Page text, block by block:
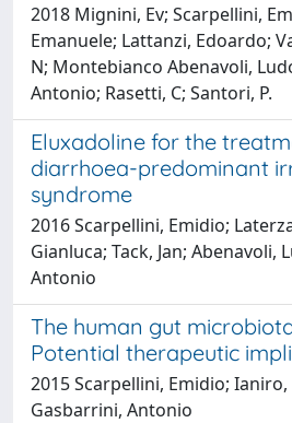
2018 Mignini, Ev; Scarpellini,
Emanuele; Lattanzi, Edoardo;
N; Montebianco Abenavoli,
Antonio; Rasetti, C; Santori, P.
Eluxadoline for the
diarrhoea-predominant
syndrome
2016 Scarpellini, Emidio;
Gianluca; Tack, Jan; Abenavoli,
Antonio
The human gut
Potential therapeutic
2015 Scarpellini, Emidio; Ianiro,
Gasbarrini, Antonio